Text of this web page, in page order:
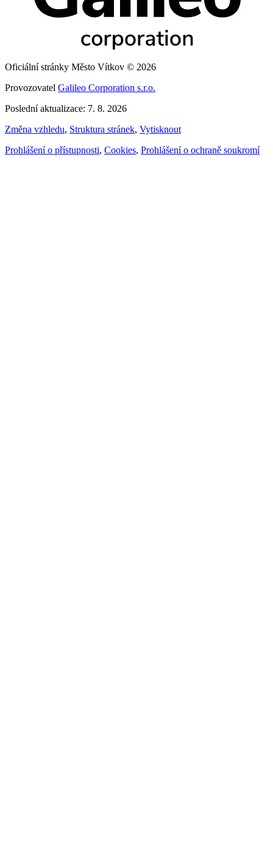
Oficiální stránky Město Vítkov © 2026
Provozovatel Galileo Corporation s.r.o.
Poslední aktualizace: 7. 8. 2026
Změna vzhledu, Struktura stránek, Vytisknout
Prohlášení o přístupnosti, Cookies, Prohlášení o ochraně soukromí